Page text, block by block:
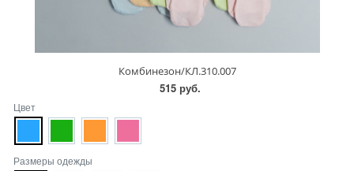
Комбинезон/КЛ.310.007
515 руб.
Цвет
Размеры одежды